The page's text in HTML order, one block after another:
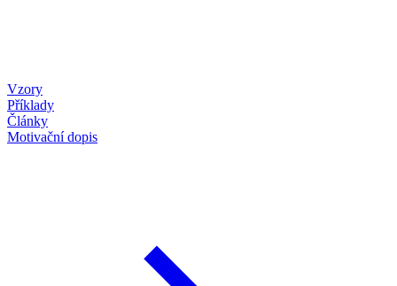
Vzory
Příklady
Články
Motivační dopis